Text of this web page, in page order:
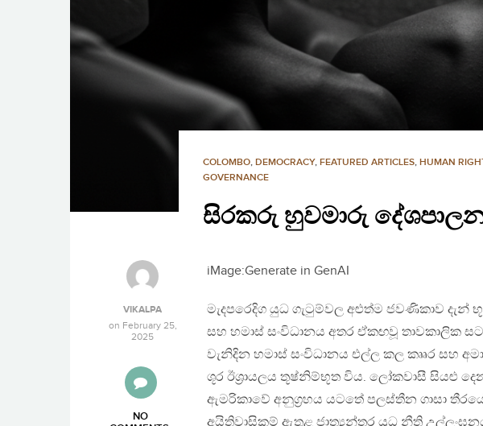
COLOMBO, DEMOCRACY, FEATURED ARTICLES, HUMAN
GOVERNANCE
සිරකරු හුවමාරු
VIKALPA
on February 25,
2025
NO
iMage:Generate in GenAI
මැදපරෙදිග යුධ ගැටුම්වල අළුත්ම ජවණිකාව දැන්
සහ හමාස් සංවිධානය අතර ඒකඟවූ තාවකාලික
වැනිදින හමාස් සංවිධානය එල්ල කල කෲර සහ
ශූර ඊශ්‍රායලය තූෂ්නිම්භූත විය. ලෝකවාසී සියළු
ඇමරිකාවේ අනුග්‍රහය යටතේ පලස්තීන ගාසා
අයිතිවාසිකම් ඇතුළ ජාත්‍යන්තර යුධ නීති